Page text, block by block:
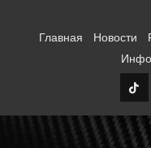
Главная
Новости
TT